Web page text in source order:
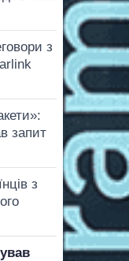
з
запит
з